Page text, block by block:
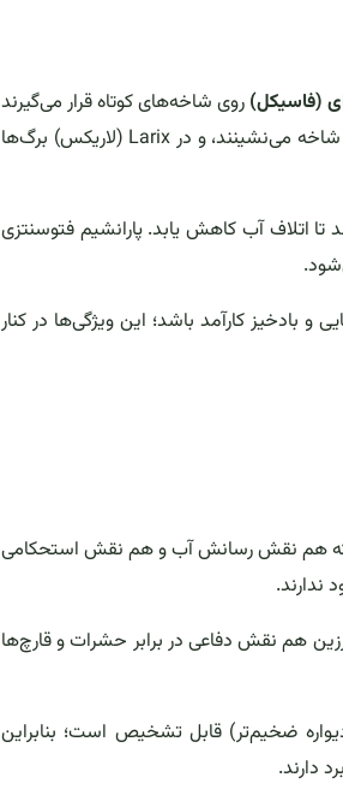
(فاسیکل) روی شاخه‌های کوتاه قرار می‌گیرند
(به‌ویژه در جنس Pinus). در برخی جنس‌ها مثل Abies و Picea برگ‌ها منفرد و مارپیچی روی شاخه می‌نشینند، و در Larix (لاریکس) برگ‌ها
تا اتلاف آب کاهش یابد. پارانشیم فتوسنتزی
بادخیز کارآمد باشد؛ این ویژگی‌ها در کنار
هم نقش رسانش آب و هم نقش استحکامی
هم نقش دفاعی در برابر حشرات و قارچ‌ها
ضخیم‌تر) قابل تشخیص است؛ بنابراین
دارند.